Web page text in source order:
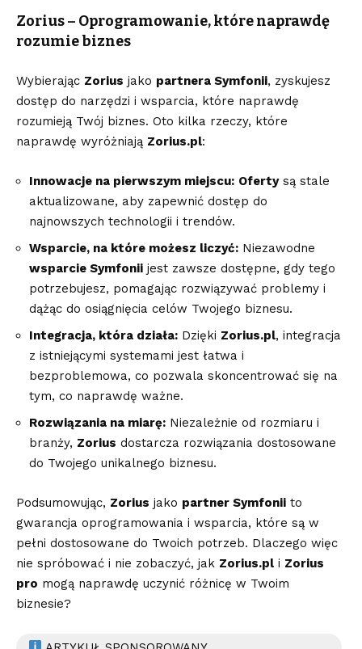
Zorius – Oprogramowanie, które naprawdę
rozumie biznes
Wybierając Zorius jako partnera Symfonii, zyskujesz
dostęp do narzędzi i wsparcia, które naprawdę
rozumieją Twój biznes. Oto kilka rzeczy, które
naprawdę wyróżniają Zorius.pl:
Innowacje na pierwszym miejscu: Ofertysą stale
aktualizowane, aby zapewnić dostęp do
najnowszych technologii i trendów.
Wsparcie, na które możesz liczyć: Niezawodne
wsparcie Symfonii jest zawsze dostępne, gdy tego
potrzebujesz, pomagając rozwiązywać problemy i
dążąc do osiągnięcia celów Twojego biznesu.
Integracja, która działa: Dzięki Zorius.pl, integracja
z istniejącymi systemami jest łatwa i
bezproblemowa, co pozwala skoncentrować się na
tym, co naprawdę ważne.
Rozwiązania na miarę: Niezależnie od rozmiaru i
branży, Zorius dostarcza rozwiązania dostosowane
do Twojego unikalnego biznesu.
Podsumowując, Zorius jako partner Symfonii to
gwarancja oprogramowania i wsparcia, które są w
pełni dostosowane do Twoich potrzeb. Dlaczego więc
nie spróbować i nie zobaczyć, jak Zorius.pl i Zorius
pro mogą naprawdę uczynić różnicę w Twoim
biznesie?